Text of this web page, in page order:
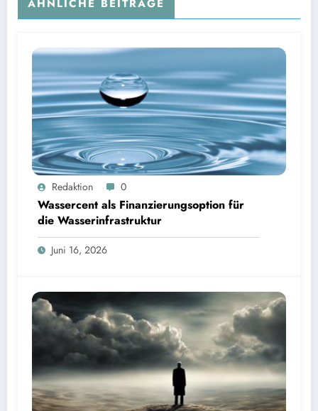
ÄHNLICHE BEITRÄGE
Wassercent als Finanzierungsoption für die Wasserinfrastruktur | Bild: © Landratsamt
StarnbergRedaktion 0
Wassercent als Finanzierungsoption für
die Wasserinfrastruktur
Juni 16, 2026